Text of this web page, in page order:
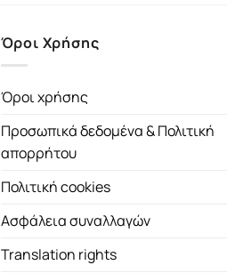
Όροι Χρήσης
Όροι χρήσης
Προσωπικά δεδομένα & Πολιτική
απορρήτου
Πολιτική cookies
Ασφάλεια συναλλαγών
Translation rights